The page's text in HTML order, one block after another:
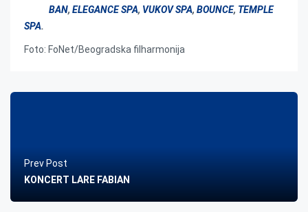
BAN, ELEGANCE SPA, VUKOV SPA, BOUNCE, TEMPLE
SPA.
Foto: FoNet/Beogradska filharmonija
Prev Post
KONCERT LARE FABIAN